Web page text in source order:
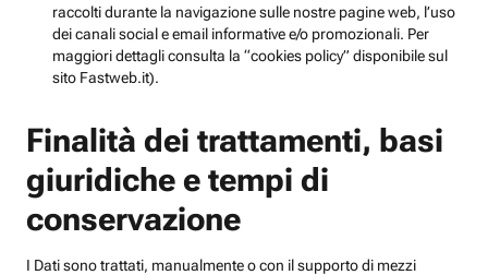
raccolti durante la navigazione sulle nostre pagine web, l’uso
dei canali social e email informative e/o promozionali. Per
maggiori dettagli consulta la “cookies policy” disponibile sul
sito Fastweb.it).
Finalità dei trattamenti, basi
giuridiche e tempi di
conservazione
I Dati sono trattati, manualmente o con il supporto di mezzi